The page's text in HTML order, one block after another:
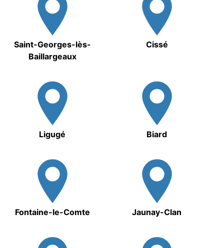
Saint-Georges-lès-
Baillargeaux
Cissé
Ligugé Biard
Fontaine-le-Comte Jaunay-Clan